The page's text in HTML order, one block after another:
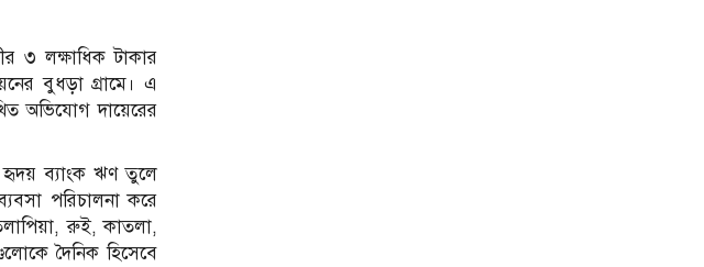
৩ লক্ষাধিক টাকার
বুধড়া গ্রামে। এ
অভিযোগ দায়েরের
হৃদয় ব্যাংক ঋণ তুলে
পরিচালনা করে
রুই, কাতলা,
দৈনিক হিসেবে